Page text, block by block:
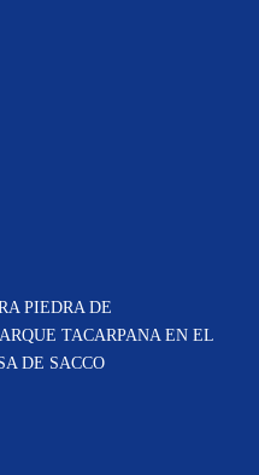
PIEDRA DE
TACARPANA EN EL
DE SACCO